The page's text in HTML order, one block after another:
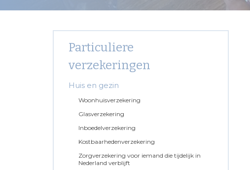
Particuliere
verzekeringen
Huis en gezin
Woonhuisverzekering
Glasverzekering
Inboedelverzekering
Kostbaarhedenverzekering
Zorgverzekering voor iemand die tijdelijk in
Nederland verblijft